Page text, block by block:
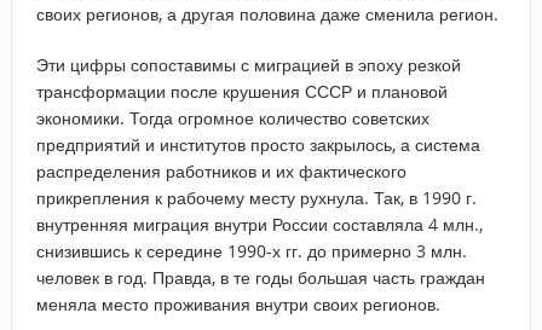
своих регионов, а другая половина даже сменила регион.
Эти цифры сопоставимы с миграцией в эпоху резкой
трансформации после крушения СССР и плановой
экономики. Тогда огромное количество советских
предприятий и институтов просто закрылось, а система
распределения работников и их фактического
прикрепления к рабочему месту рухнула. Так, в 1990 г.
внутренняя миграция внутри России составляла 4 млн.,
снизившись к середине 1990-х гг. до примерно 3 млн.
человек в год. Правда, в те годы большая часть граждан
меняла место проживания внутри своих регионов.